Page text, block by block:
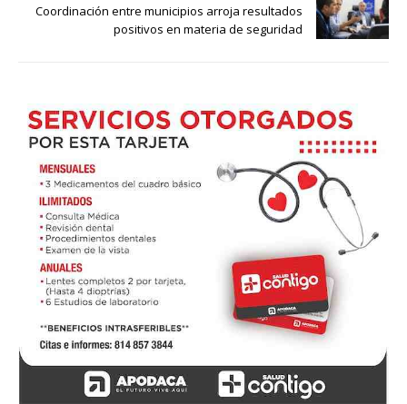
Coordinación entre municipios arroja resultados
positivos en materia de seguridad